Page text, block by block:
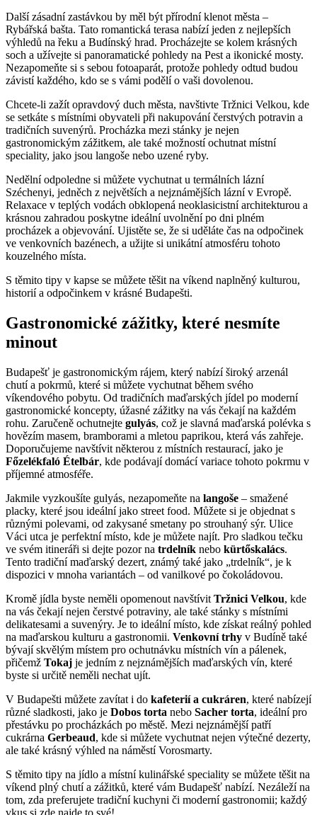
Další zásadní zastávkou by měl být přírodní klenot města –
Rybářská bašta. Tato romantická terasa nabízí jeden z nejlepších
výhledů na řeku a Budínský hrad. Procházejte se kolem krásných
soch a užívejte si panoramatické pohledy na Pest a ikonické mosty.
Nezapomeňte si s sebou fotoaparát, protože pohledy odtud budou
závistí každého, kdo se s vámi podělí o vaši dovolenou.
Chcete-li zažít opravdový duch města, navštivte Tržnici Velkou, kde
se setkáte s místními obyvateli při nakupování čerstvých potravin a
tradičních suvenýrů. Procházka mezi stánky je nejen
gastronomickým zážitkem, ale také možností ochutnat místní
speciality, jako jsou langoše nebo uzené ryby.
Nedělní odpoledne si můžete vychutnat u termálních lázní
Széchenyi, jedněch z největších a nejznámějších lázní v Evropě.
Relaxace v teplých vodách obklopená neoklasicistní architekturou a
krásnou zahradou poskytne ideální uvolnění po dni plném
procházek a objevování. Ujistěte se, že si uděláte čas na odpočinek
ve venkovních bazénech, a užijte si unikátní atmosféru tohoto
kouzelného místa.
S těmito tipy v kapse se můžete těšit na víkend naplněný kulturou,
historií a odpočinkem v krásné Budapešti.
Gastronomické zážitky, které nesmíte
minout
Budapešť je gastronomickým rájem, který nabízí široký arzenál
chutí a pokrmů, které si můžete vychutnat během svého
víkendového pobytu. Od tradičních maďarských jídel po moderní
gastronomické koncepty, úžasné zážitky na vás čekají na každém
rohu. Zaručeně ochutnejte gulyás, což je slavná maďarská polévka s
hovězím masem, bramborami a mletou paprikou, která vás zahřeje.
Doporučujeme navštívit některou z místních restaurací, jako je
Főzelékfaló Ételbár, kde podávají domácí variace tohoto pokrmu v
příjemné atmosféře.
Jakmile vyzkoušíte gulyás, nezapomeňte na langoše – smažené
placky, které jsou ideální jako street food. Můžete si je objednat s
různými polevami, od zakysané smetany po strouhaný sýr. Ulice
Váci utca je perfektní místo, kde je můžete najít. Pro sladkou tečku
ve svém itineráři si dejte pozor na trdelník nebo kürtőskalács.
Tento tradiční maďarský dezert, známý také jako „trdelník“, je k
dispozici v mnoha variantách – od vanilkové po čokoládovou.
Kromě jídla byste neměli opomenout navštívit Tržnici Velkou, kde
na vás čekají nejen čerstvé potraviny, ale také stánky s místními
delikatesami a suvenýry. Je to ideální místo, kde získat reálný pohled
na maďarskou kulturu a gastronomii. Venkovní trhy v Budíně také
bývají skvělým místem pro ochutnávku místních vín a pálenek,
přičemž Tokaj je jedním z nejznámějších maďarských vín, které
byste si určitě neměli nechat ujít.
V Budapešti můžete zavítat i do kafeterií a cukráren, které nabízejí
různé sladkosti, jako je Dobos torta nebo Sacher torta, ideální pro
přestávku po procházkách po městě. Mezi nejznámější patří
cukrárna Gerbeaud, kde si můžete vychutnat nejen výtečné dezerty,
ale také krásný výhled na náměstí Vorosmarty.
S těmito tipy na jídlo a místní kulinářské speciality se můžete těšit na
víkend plný chutí a zážitků, které vám Budapešť nabízí. Nezáleží na
tom, zda preferujete tradiční kuchyni či moderní gastronomii; každý
vkus si zde najde to své!